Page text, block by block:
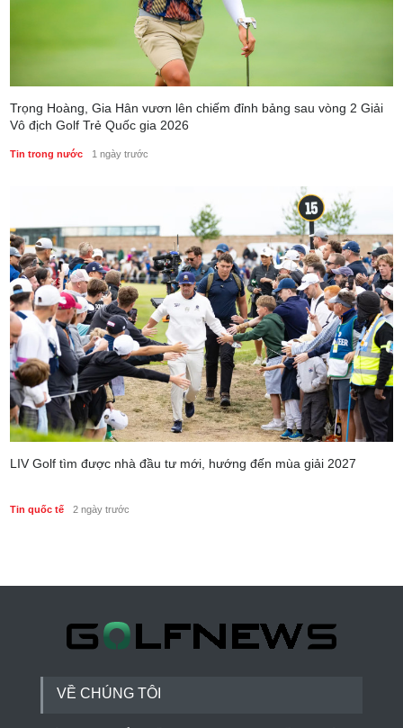
Trọng Hoàng, Gia Hân vươn lên chiếm đỉnh bảng sau vòng 2 Giải
Vô địch Golf Trẻ Quốc gia 2026
Tin trong nước 1 ngày trước
LIV Golf tìm được nhà đầu tư mới, hướng đến mùa giải 2027
Tin quốc tế 2 ngày trước
VỀ CHÚNG TÔI